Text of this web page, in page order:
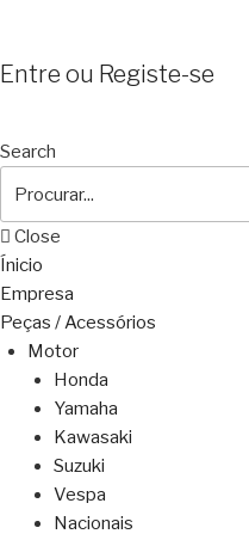
Entre ou Registe-se
Search
Close
Ínicio
Empresa
Peças / Acessórios
Motor
Honda
Yamaha
Kawasaki
Suzuki
Vespa
Nacionais